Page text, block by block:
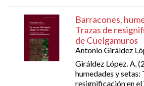
Barracones,
Trazas de
de Cuelgamuros
Antonio Giráldez
Giráldez López. A.
humedades y setas:
resignificación en el